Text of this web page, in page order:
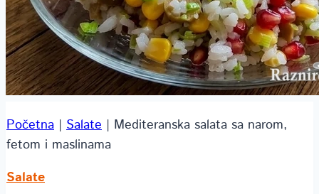
Početna | Salate | Mediteranska salata sa narom,
fetom i maslinama
Salate